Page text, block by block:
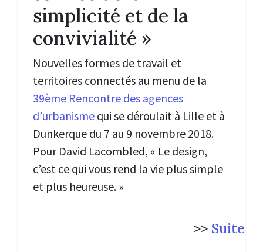
simplicité et de la
convivialité »
Nouvelles formes de travail et
territoires connectés au menu de la
39ème Rencontre des agences
d’urbanisme qui se déroulait à Lille et à
Dunkerque du 7 au 9 novembre 2018.
Pour David Lacombled, « Le design,
c’est ce qui vous rend la vie plus simple
et plus heureuse. »
>> Suite